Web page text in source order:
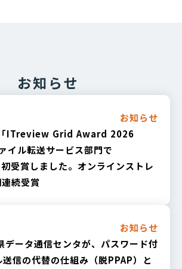
お知らせ
お知らせ
ITreview Grid Award 2026
イル転送サービス部門で
受賞しました。オンラインストレ
続受賞
お知らせ
データ通信センタが、パスワード付
信の代替の仕組み（脱PPAP）と